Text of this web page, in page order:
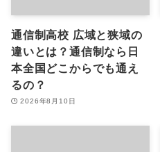
通信制高校 広域と狭域の
違いとは？通信制なら日
本全国どこからでも通え
るの？
2026年8月10日